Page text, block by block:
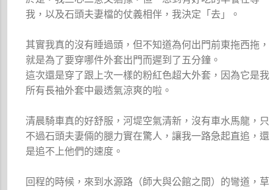
我，以及石頭夫妻檔的仗義相伴，我決定「去」。
其實我真的沒有睡過頭，但不知道為何出門前東拖西拖，
就是為了要穿哪件外套出門而遲到了五分鐘。
這次還是穿了跟上次一樣的粉紅色超大外套，因為它是我
所有長袖外套中最透氣涼爽的啦。
清晨騎車真的好舒服，河堤空氣清新，沒有車水馬龍，只
不過石頭夫妻倆的腿力實在驚人，讓我一路急起直追，還
是追不上他們的速度。
回程的時候，來到水源路（師大與公館之間）的彎道，草